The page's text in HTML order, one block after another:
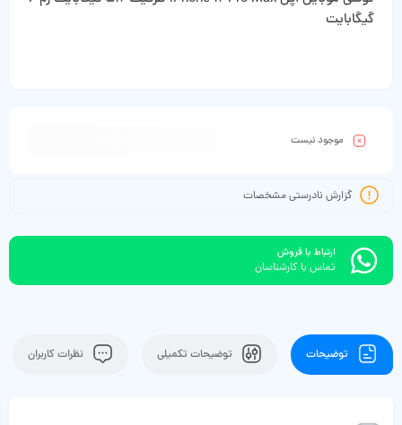
گیگابایت
موجود نیست
گزارش نادرستی مشخصات
ارتباط با فروش
تماس با کارشناسان
توضیحات توضیحات تکمیلی نظرات کاربران